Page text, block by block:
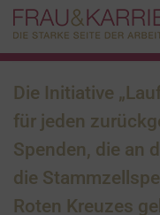
Die Initiative
für jeden
Spenden, die an
die
Roten Kreuzes